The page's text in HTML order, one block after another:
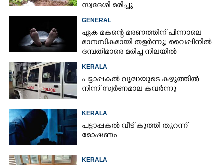
സ്വദേശി മരിച്ചു
GENERAL
ഏക മകന്റെ മരണത്തിന് പിന്നാലെ
മാനസികമായി തളർന്നു; വൈപ്പിനിൽ
ദമ്പതിമാരെ മരിച്ച നിലയിൽ
കണ്ടെത്തി
KERALA
പട്ടാപ്പകൽ വൃദ്ധയുടെ കഴുത്തിൽ
നിന്ന് സ്വർണമാല കവർന്നു
KERALA
പട്ടാപ്പകൽ വീട് കുത്തി തുറന്ന്
മോഷണം
KERALA